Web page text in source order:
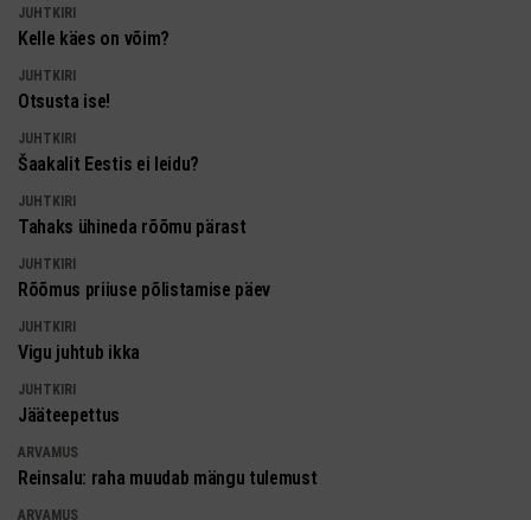
JUHTKIRI
Kelle käes on võim?
JUHTKIRI
Otsusta ise!
JUHTKIRI
Šaakalit Eestis ei leidu?
JUHTKIRI
Tahaks ühineda rõõmu pärast
JUHTKIRI
Rõõmus priiuse põlistamise päev
JUHTKIRI
Vigu juhtub ikka
JUHTKIRI
Jääteepettus
ARVAMUS
Reinsalu: raha muudab mängu tulemust
ARVAMUS